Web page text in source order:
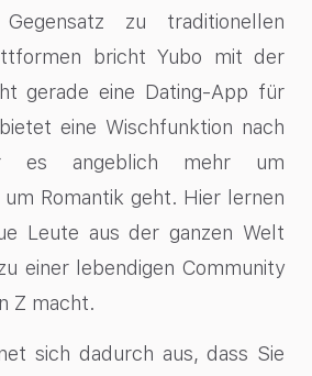
zu traditionellen
bricht Yubo mit der
gerade eine Dating-App für
eine Wischfunktion nach
es angeblich mehr um
Romantik geht. Hier lernen
Leute aus der ganzen Welt
einer lebendigen Community
Z macht.
sich dadurch aus, dass Sie